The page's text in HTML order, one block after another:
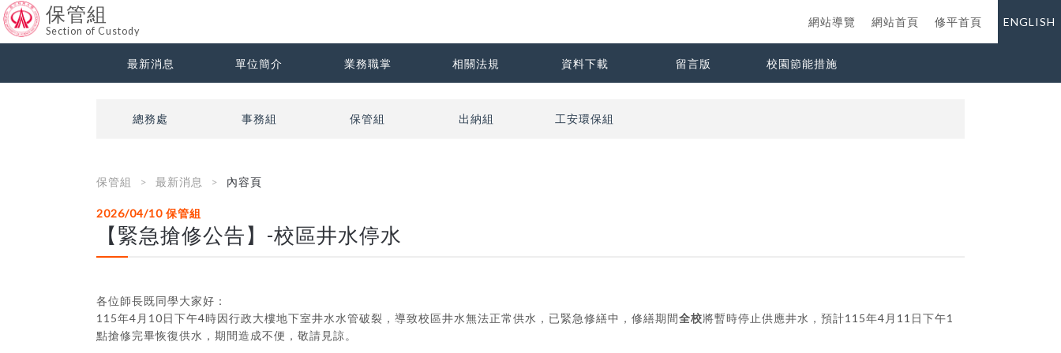
保管組
Section of Custody
網站導覽 網站首頁 修平首頁 ENGLISH
最新消息 單位簡介 業務職掌 相關法規 資料下載 留言版 校園節能措施
總務處 事務組 保管組 出納組 工安環保組
保管組 最新消息 內容頁
2026/04/10 保管組
【緊急搶修公告】-校區井水停水
各位師長既同學大家好：
115年4月10日下午4時因行政大樓地下室井水水管破裂，導致校區井水無法正常供水，已緊急修繕中，修繕期間全校將暫時停止供應井水，預計115年4月11日下午1
點搶修完畢恢復供水，期間造成不便，敬請見諒。